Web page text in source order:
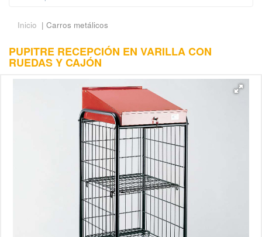
Inicio | Carros metálicos
PUPITRE RECEPCIÓN EN VARILLA CON
RUEDAS Y CAJÓN